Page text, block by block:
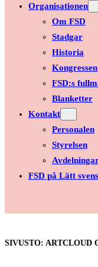
Organisationen
Om FSD
Stadgar
Historia
Kongressen
FSD:s
Blanketter
Kontakt
Personalen
Styrelsen
FSD på Lätt
SIVUSTO: ARTCLOUD